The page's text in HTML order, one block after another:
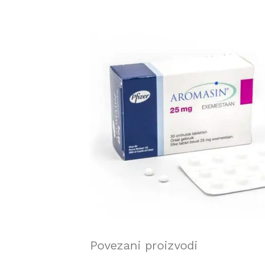
Povezani proizvodi